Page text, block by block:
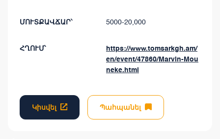
ՄՈՒՏՔԱՎՃԱՐ՝ 5000-20,000
ՀՂՈՒՄ՝
https://www.tomsarkgh.am/
en/event/47860/Marvin-Mou
neke.html
Կիսվել Պահպանել